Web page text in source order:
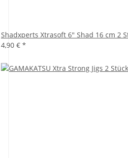
Shadxperts Xtrasoft 6" Shad 16 cm 2
4,90 € *